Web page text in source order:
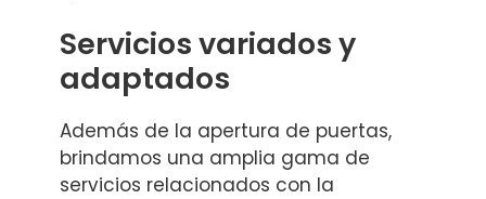
Servicios variados y
adaptados
Además de la apertura de puertas,
brindamos una amplia gama de
servicios relacionados con la